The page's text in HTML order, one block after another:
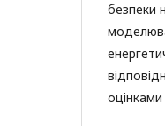
безпеки